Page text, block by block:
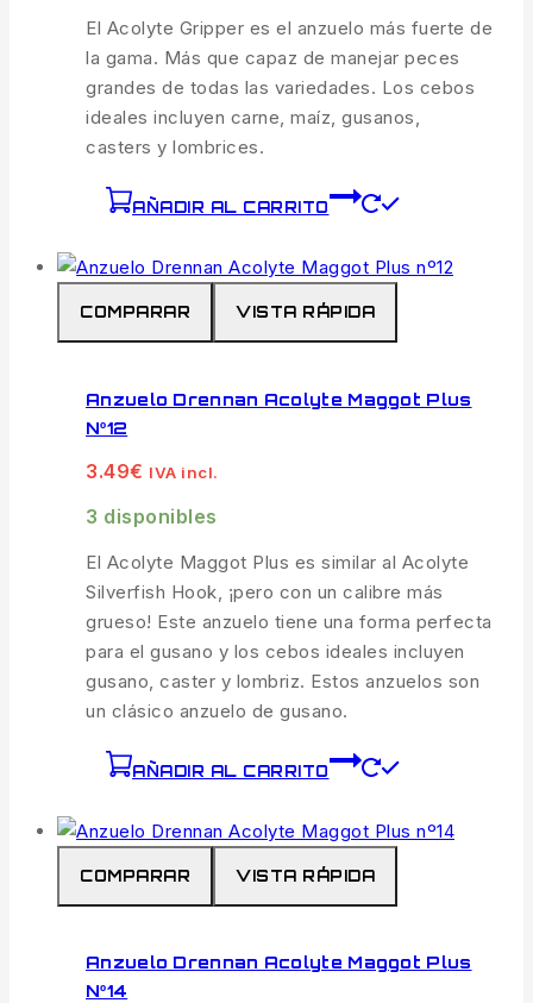
El Acolyte Gripper es el anzuelo más fuerte de
la gama. Más que capaz de manejar peces
grandes de todas las variedades. Los cebos
ideales incluyen carne, maíz, gusanos,
casters y lombrices.
AÑADIR AL CARRITO
COMPARAR VISTA RÁPIDA
Anzuelo Drennan Acolyte Maggot Plus
Nº12
3.49€ IVA incl.
3 disponibles
El Acolyte Maggot Plus es similar al Acolyte
Silverfish Hook, ¡pero con un calibre más
grueso! Este anzuelo tiene una forma perfecta
para el gusano y los cebos ideales incluyen
gusano, caster y lombriz. Estos anzuelos son
un clásico anzuelo de gusano.
AÑADIR AL CARRITO
COMPARAR VISTA RÁPIDA
Anzuelo Drennan Acolyte Maggot Plus
Nº14